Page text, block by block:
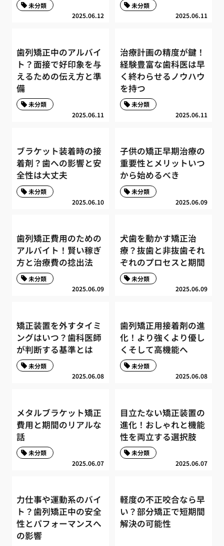
2025.06.12
未分類
2025.06.11
未分類
歯列矯正中のアルバイ
ト？面接で好印象を与
えるための伝え方と準
備
2025.06.11
未分類
治療計画の精度が鍵！
経験豊富な歯科医は早
く終わらせるノウハウ
を持つ
2025.06.11
未分類
ブラケット装着時の接
着剤？歯への影響と安
全性は大丈夫
2025.06.10
未分類
子供の矯正早期治療の
重要性とメリットいつ
から始めるべき
2025.06.09
未分類
歯列矯正費用のための
アルバイト！賢い稼ぎ
方と治療費の捻出法
2025.06.09
未分類
犬歯を動かす矯正治
療？抜歯と非抜歯それ
ぞれのプロセスと期間
2025.06.09
未分類
矯正装置を外すタイミ
ングはいつ？歯科医師
が判断する基準とは
2025.06.08
未分類
歯列矯正用接着剤の進
化！より強くより優し
くそして高機能へ
2025.06.08
未分類
メタルブラケット矯正
費用と期間のリアルな
話
2025.06.07
未分類
目立たない矯正装置の
進化！おしゃれと機能
性を両立する選択肢
2025.06.07
未分類
力仕事や運動系のバイ
ト？歯列矯正中の安全
性とパフォーマンスへ
の影響
軽度の不正咬合なら早
い？部分矯正で短期間
解決の可能性